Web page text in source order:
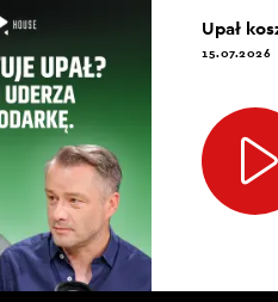
Upał
15.07.2026